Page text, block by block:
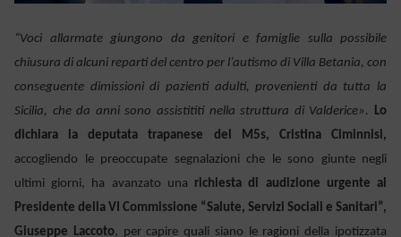
“Voci allarmate giungono da genitori e famiglie sulla possibile
chiusura di alcuni reparti del centro per l’autismo di Villa Betania, con
conseguente dimissioni di pazienti adulti, provenienti da tutta la
Sicilia, che da anni sono assistititi nella struttura di Valderice».
Lo
dichiara la deputata trapanese del M5s, Cristina Ciminnisi,
accogliendo le preoccupate segnalazioni che le sono giunte negli
ultimi giorni, ha avanzato una richiesta di audizione urgente al
Presidente della VI Commissione “Salute, Servizi Sociali e Sanitari”,
Giuseppe Laccoto, per capire quali siano le ragioni della ipotizzata